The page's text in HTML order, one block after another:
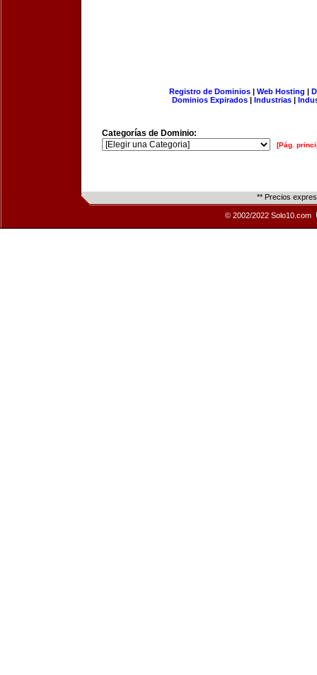
Registro de Dominios| Web Hosting |
Dominios Expirados | Industrias |
Categorías de Dominio:
[Pág.
** Precios
© 2002/2022 Solo10.com